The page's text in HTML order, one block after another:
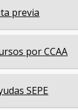
previa
por CCAA
SEPE